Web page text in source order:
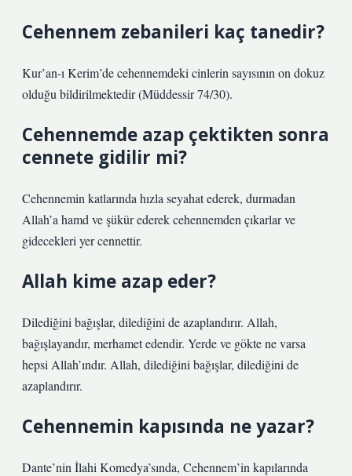
Cehennem zebanileri kaç tanedir?
Kur’an-ı Kerim’de cehennemdeki cinlerin sayısının on dokuz
olduğu bildirilmektedir (Müddessir 74/30).
Cehennemde azap çektikten sonra
cennete gidilir mi?
Cehennemin katlarında hızla seyahat ederek, durmadan
Allah’a hamd ve şükür ederek cehennemden çıkarlar ve
gidecekleri yer cennettir.
Allah kime azap eder?
Dilediğini bağışlar, dilediğini de azaplandırır. Allah,
bağışlayandır, merhamet edendir. Yerde ve gökte ne varsa
hepsi Allah’ındır. Allah, dilediğini bağışlar, dilediğini de
azaplandırır.
Cehennemin kapısında ne yazar?
Dante’nin İlahi Komedya’sında, Cehennem’in kapılarında